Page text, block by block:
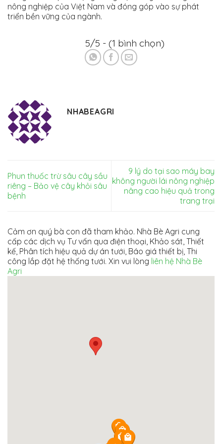
nông nghiệp của Việt Nam và đóng góp vào sự phát
triển bền vững của ngành.
5/5 - (1 bình chọn)
NHABEAGRI
Phun thuốc trừ sâu cây sầu
riêng – Bảo vệ cây khỏi sâu
bệnh
9 lý do tại sao máy bay
không người lái nông nghiệp
nâng cao hiệu quả trong
trang trại
Cảm ơn quý bà con đã tham khảo. Nhà Bè Agri cung
cấp các dịch vụ Tư vấn qua điện thoại, Khảo sát, Thiết
kế, Phân tích hiệu quả dự án tưới, Báo giá thiết bị, Thi
công lắp đặt hệ thống tưới. Xin vui lòng liên hệ Nhà Bè
Agri